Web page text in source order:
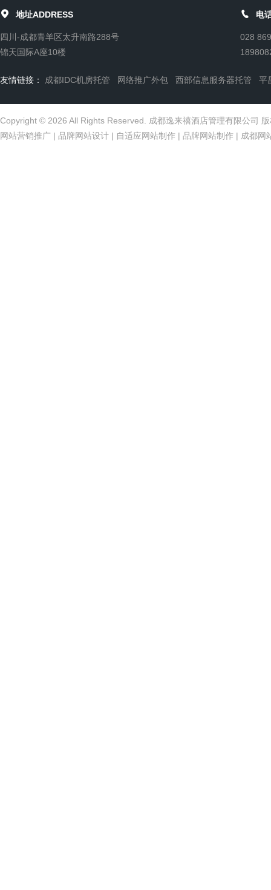
 地址ADDRESS
四川-成都青羊区太升南路288号
锦天国际A座10楼
 电
028
友情链接： 成都IDC机房托管 网络推广外包 西部信息服务器托管 平
Copyright © 2026 All Rights Reserved. 成都逸来禧酒店管理有限公司
网站营销推广 | 品牌网站设计 | 自适应网站制作 | 品牌网站制作 | 成都网